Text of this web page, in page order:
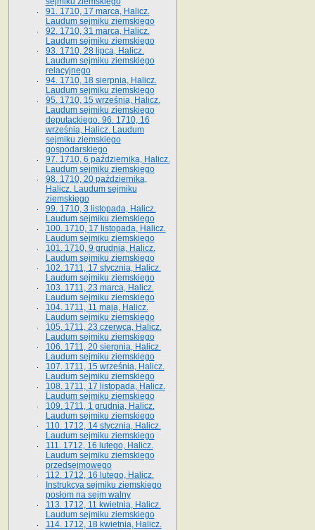
91. 1710, 17 marca, Halicz.
Laudum sejmiku ziemskiego
92. 1710, 31 marca, Halicz.
Laudum sejmiku ziemskiego
93. 1710, 28 lipca, Halicz.
Laudum sejmiku ziemskiego
relacyjnego
94. 1710, 18 sierpnia, Halicz.
Laudum sejmiku ziemskiego
95. 1710, 15 września, Halicz.
Laudum sejmiku ziemskiego
deputackiego. 96. 1710, 16
września, Halicz. Laudum
sejmiku ziemskiego
gospodarskiego
97. 1710, 6 października, Halicz.
Laudum sejmiku ziemskiego
98. 1710, 20 października,
Halicz. Laudum sejmiku
ziemskiego
99. 1710, 3 listopada, Halicz.
Laudum sejmiku ziemskiego
100. 1710, 17 listopada, Halicz.
Laudum sejmiku ziemskiego
101. 1710, 9 grudnia, Halicz.
Laudum sejmiku ziemskiego
102. 1711, 17 stycznia, Halicz.
Laudum sejmiku ziemskiego
103. 1711, 23 marca, Halicz.
Laudum sejmiku ziemskiego
104. 1711, 11 maja, Halicz.
Laudum sejmiku ziemskiego
105. 1711, 23 czerwca, Halicz.
Laudum sejmiku ziemskiego
106. 1711, 20 sierpnia, Halicz.
Laudum sejmiku ziemskiego
107. 1711, 15 września, Halicz.
Laudum sejmiku ziemskiego
108. 1711, 17 listopada, Halicz.
Laudum sejmiku ziemskiego
109. 1711, 1 grudnia, Halicz.
Laudum sejmiku ziemskiego
110. 1712, 14 stycznia, Halicz.
Laudum sejmiku ziemskiego
111. 1712, 16 lutego, Halicz.
Laudum sejmiku ziemskiego
przedsejmowego
112. 1712, 16 lutego, Halicz.
Instrukcya sejmiku ziemskiego
posłom na sejm walny
113. 1712, 11 kwietnia, Halicz.
Laudum sejmiku ziemskiego
114. 1712, 18 kwietnia, Halicz.